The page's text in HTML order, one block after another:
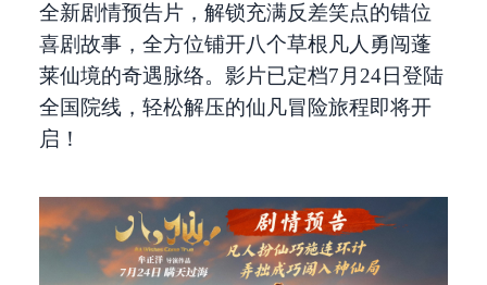
全新剧情预告片，解锁充满反差笑点的错位
喜剧故事，全方位铺开八个草根凡人勇闯蓬
莱仙境的奇遇脉络。影片已定档7月24日登陆
全国院线，轻松解压的仙凡冒险旅程即将开
启！